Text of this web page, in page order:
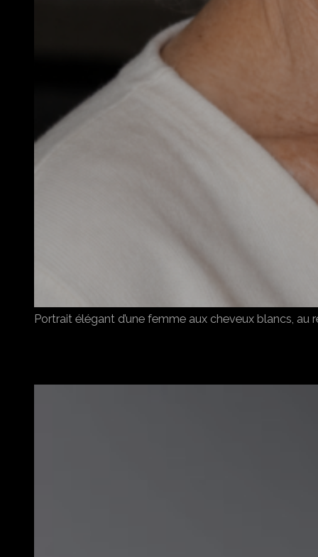
Portrait élégant d’une femme aux cheveux blancs,